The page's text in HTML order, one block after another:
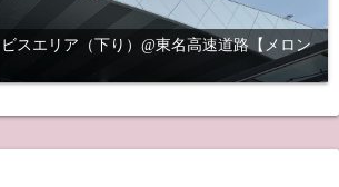
スエリア（下り）@東名高速道路【メロン